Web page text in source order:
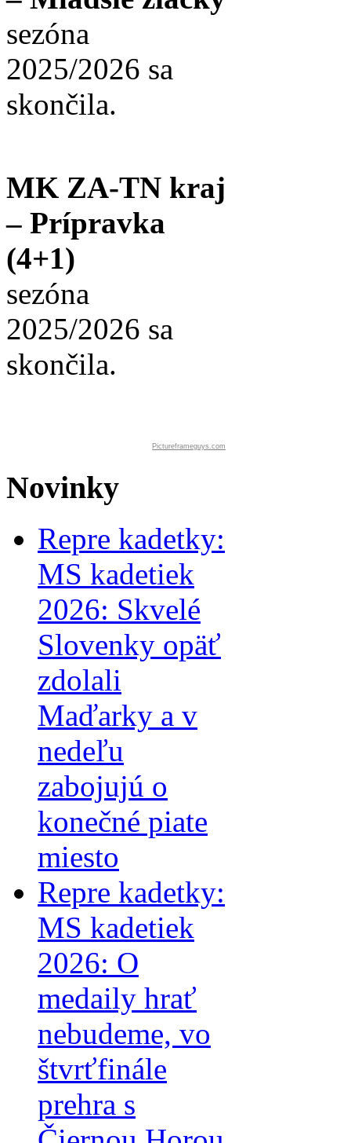
sezóna
2025/2026 sa
skončila.
MK ZA-TN kraj
– Prípravka
(4+1)
sezóna
2025/2026 sa
skončila.
Pictureframeguys.com
Novinky
Repre kadetky:
MS kadetiek
2026: Skvelé
Slovenky opäť
zdolali
Maďarky a v
nedeľu
zabojujú o
konečné piate
miesto
Repre kadetky:
MS kadetiek
2026: O
medaily hrať
nebudeme, vo
štvrťfinále
prehra s